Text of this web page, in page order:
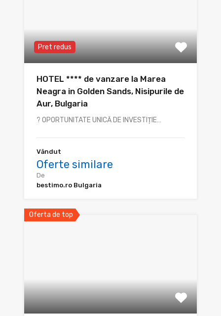
Pret redus
HOTEL **** de vanzare la Marea
Neagra in Golden Sands, Nisipurile de
Aur, Bulgaria
? OPORTUNITATE UNICĂ DE INVESTIȚIE…
Văndut
Oferte similare
De
bestimo.ro Bulgaria
Oferta de top